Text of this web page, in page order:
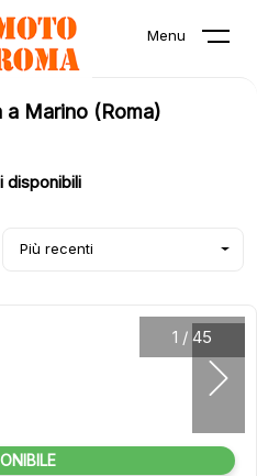
Menu
a Marino (Roma)
disponibili
Più recenti
1 / 45